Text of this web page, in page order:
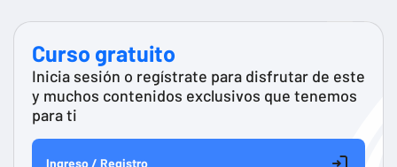
Curso gratuito
Inicia sesión o regístrate para disfrutar de este
y muchos contenidos exclusivos que tenemos
para ti
Ingreso / Registro